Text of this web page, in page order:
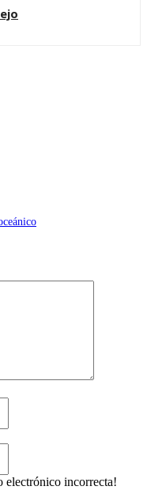
electrónico incorrecta!